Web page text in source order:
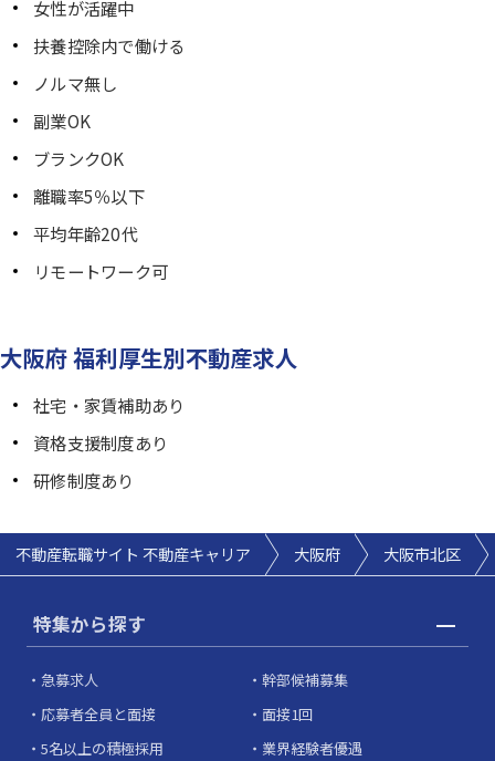
女性が活躍中
扶養控除内で働ける
ノルマ無し
副業OK
ブランクOK
離職率5％以下
平均年齢20代
リモートワーク可
大阪府 福利厚生別不動産求人
社宅・家賃補助あり
資格支援制度あり
研修制度あり
不動産転職サイト 不動産キャリア 大阪府 大阪市北区
特集から探す
急募求人
幹部候補募集
応募者全員と面接
面接1回
5名以上の積極採用
業界経験者優遇